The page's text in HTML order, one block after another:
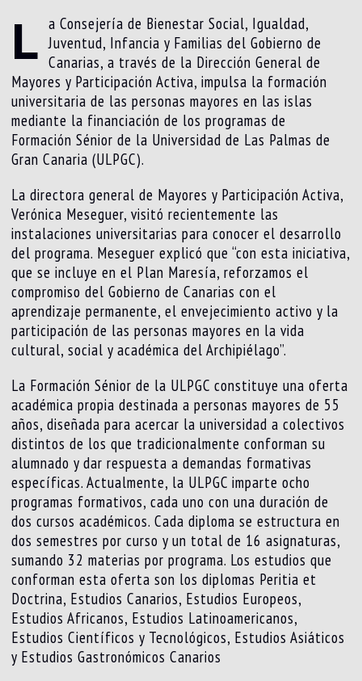
L a Consejería de Bienestar Social, Igualdad,
Juventud, Infancia y Familias del Gobierno de
Canarias, a través de la Dirección General de
Mayores y Participación Activa, impulsa la formación
universitaria de las personas mayores en las islas
mediante la financiación de los programas de
Formación Sénior de la Universidad de Las Palmas de
Gran Canaria (ULPGC).
La directora general de Mayores y Participación Activa,
Verónica Meseguer, visitó recientemente las
instalaciones universitarias para conocer el desarrollo
del programa. Meseguer explicó que “con esta iniciativa,
que se incluye en el Plan Maresía, reforzamos el
compromiso del Gobierno de Canarias con el
aprendizaje permanente, el envejecimiento activo y la
participación de las personas mayores en la vida
cultural, social y académica del Archipiélago”.
La Formación Sénior de la ULPGC constituye una oferta
académica propia destinada a personas mayores de 55
años, diseñada para acercar la universidad a colectivos
distintos de los que tradicionalmente conforman su
alumnado y dar respuesta a demandas formativas
específicas. Actualmente, la ULPGC imparte ocho
programas formativos, cada uno con una duración de
dos cursos académicos. Cada diploma se estructura en
dos semestres por curso y un total de 16 asignaturas,
sumando 32 materias por programa. Los estudios que
conforman esta oferta son los diplomas Peritia et
Doctrina, Estudios Canarios, Estudios Europeos,
Estudios Africanos, Estudios Latinoamericanos,
Estudios Científicos y Tecnológicos, Estudios Asiáticos
y Estudios Gastronómicos Canarios